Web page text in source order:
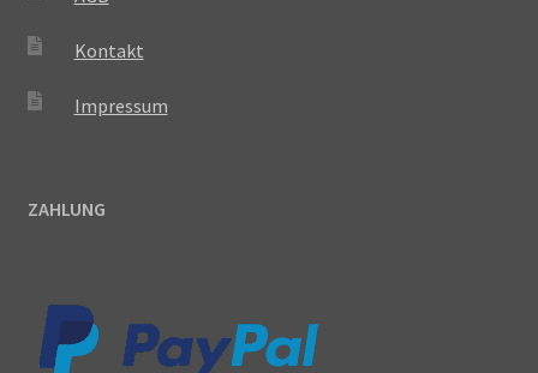
Kontakt
Impressum
ZAHLUNG